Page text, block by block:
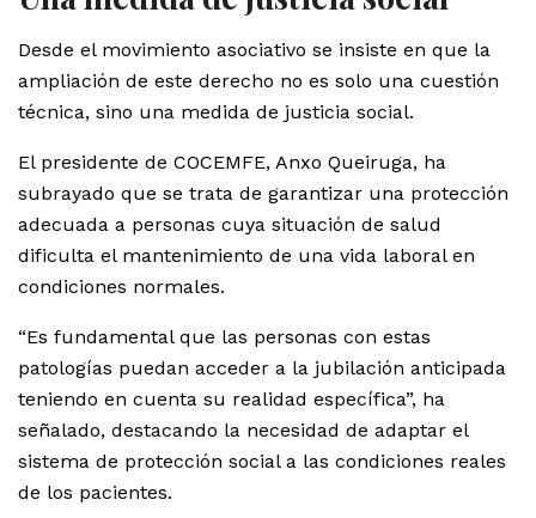
Desde el movimiento asociativo se insiste en que la
ampliación de este derecho no es solo una cuestión
técnica, sino una medida de justicia social.
El presidente de COCEMFE, Anxo Queiruga, ha
subrayado que se trata de garantizar una protección
adecuada a personas cuya situación de salud
dificulta el mantenimiento de una vida laboral en
condiciones normales.
“Es fundamental que las personas con estas
patologías puedan acceder a la jubilación anticipada
teniendo en cuenta su realidad específica”, ha
señalado, destacando la necesidad de adaptar el
sistema de protección social a las condiciones reales
de los pacientes.